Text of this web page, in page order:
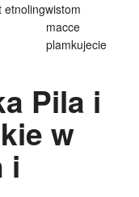
etnolingwistom
macce
plamkujecie
Pila i
w
i